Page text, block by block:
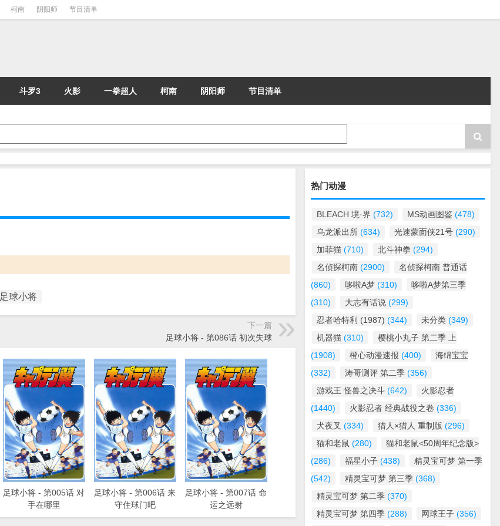
柯南 阴阳师 节目清单
斗罗3 火影 一拳超人 柯南 阴阳师 节目清单
足球小将
下一篇
足球小将 - 第086话 初次失球
足球小将 - 第005话 对
手在哪里
足球小将 - 第006话 来
守住球门吧
足球小将 - 第007话 命
运之远射
热门动漫
BLEACH 境·界 (732) MS动画图鉴 (478)
乌龙派出所 (634) 光速蒙面侠21号 (290)
加菲猫 (710) 北斗神拳 (294)
名侦探柯南 (2900)
名侦探柯南 普通话
(860)
哆啦A梦 (310)
哆啦A梦第三季
(310)
大志有话说 (299)
忍者哈特利 (1987) (344) 未分类 (349)
机器猫 (310)
樱桃小丸子 第二季 上
(1908)
橙心动漫速报 (400)
海绵宝宝
(332)
涛哥测评 第二季 (356)
游戏王 怪兽之决斗 (642)
火影忍者
(1440)
火影忍者 经典战役之卷 (336)
犬夜叉 (334) 猎人×猎人 重制版 (296)
猫和老鼠 (280)
猫和老鼠<50周年纪念版>
(286)
福星小子 (438)
精灵宝可梦 第一季
(542)
精灵宝可梦 第三季 (368)
精灵宝可梦 第二季 (370)
精灵宝可梦 第四季 (288) 网球王子 (356)